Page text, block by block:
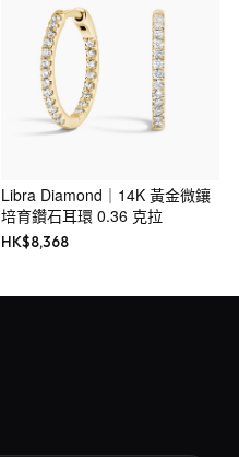
Libra Diamond｜14K 黃金微鑲
培育鑽石耳環 0.36 克拉
HK$8,368